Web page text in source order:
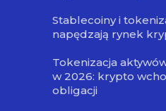
Stablecoiny i
napędzają rynek
Tokenizacja
w 2026: krypto
obligacji